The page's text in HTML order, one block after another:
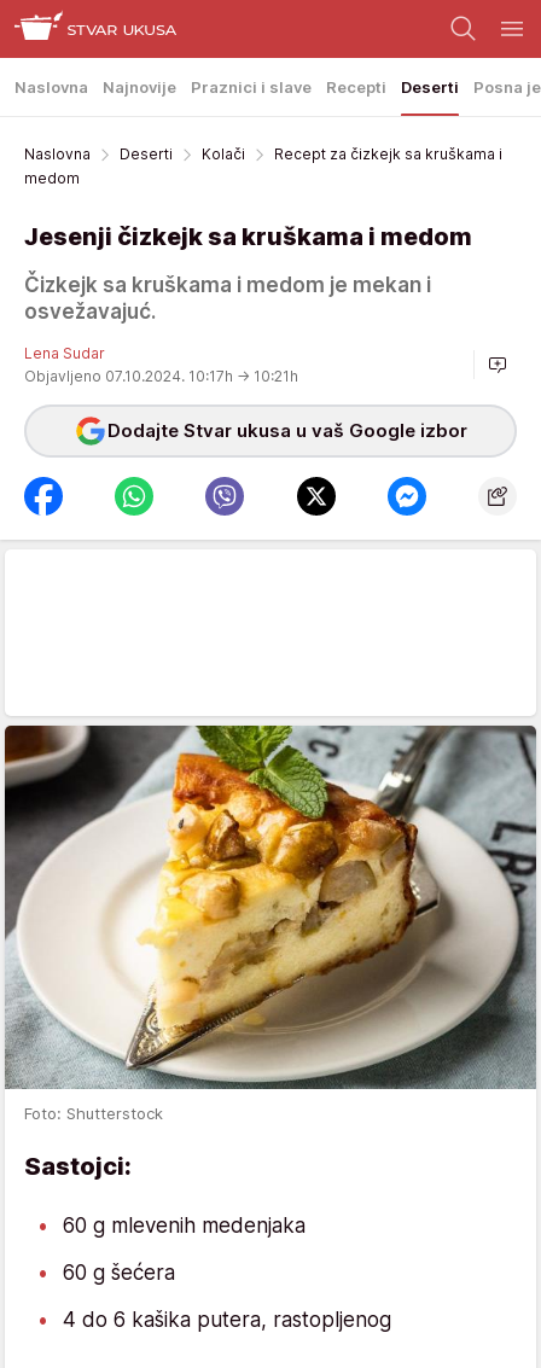
Naslovna Najnovije Praznici i slave Recepti Deserti Posna
Naslovna Deserti Kolači
Recept za čizkejk sa kruškama i
medom
Jesenji čizkejk sa kruškama i medom
Čizkejk sa kruškama i medom je mekan i
osvežavajuć.
Lena Sudar
Objavljeno 07.10.2024. 10:17h → 10:21h
Dodajte Stvar ukusa u vaš Google izbor
Foto: Shutterstock
Sastojci:
60 g mlevenih medenjaka
60 g šećera
4 do 6 kašika putera, rastopljenog